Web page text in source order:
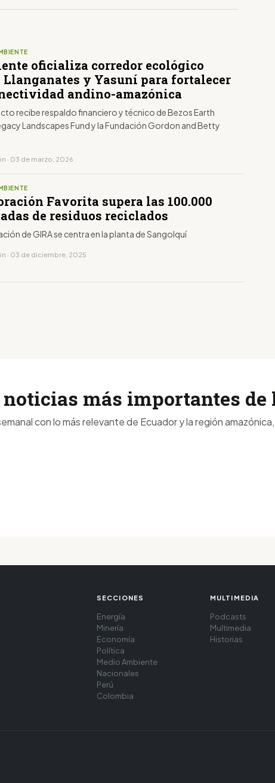
oficializa corredor ecológico
Llanganates y Yasuní para fortalecer
andino-amazónica
recibe respaldo financiero y técnico de Bezos Earth
Landscapes Fund y la Fundación Gordon and Betty
· 03 de marzo, 2026
Favorita supera las 100.000
de residuos reciclados
de GIRA se centra en la planta de Sangolquí
· 03 de diciembre, 2025
noticias más importantes de
con lo más relevante de Ecuador y la región
SECCIONES
Energía
Minería
Economía
Política
Medio Ambiente
Nacionales
Perú
Colombia
MULTIMEDIA
Podcasts
Multimedia
Historias